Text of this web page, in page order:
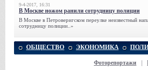
9-4-2017, 16:31
В Москве ножом ранили сотрудницу полиции
В Москве в Петроверигском переулке неизвестный
сотрудницу полиции..»
ОБЩЕСТВО ЭКОНОМИКА
Фоторепортажи